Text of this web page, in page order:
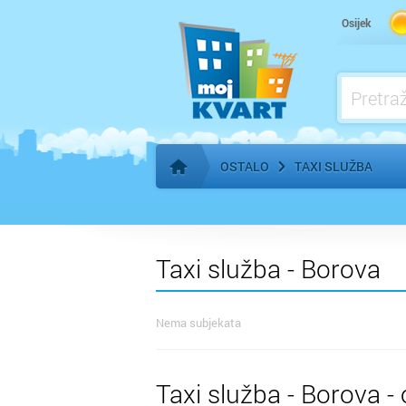
Osijek
Početna stranica
OSTALO TAXI SLUŽBA
Taxi služba - Borova
Nema subjekata
Taxi služba - Borova -